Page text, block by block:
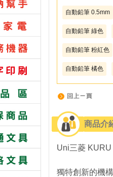
自動鉛筆 0.5mm
自動鉛筆 綠色
自動鉛筆 粉紅色
自動鉛筆 橘色
商品介
Uni三菱 KURU
獨特創新的機